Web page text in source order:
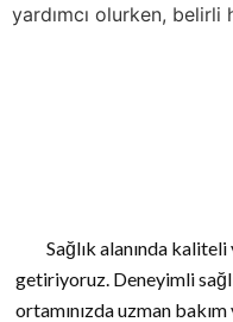
yardımcı olurken, belirli
Sağlık alanında
getiriyoruz. Deneyimli
ortamınızda uzman